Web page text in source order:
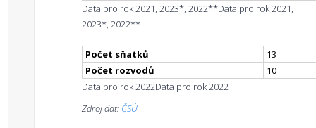
Data pro rok 2021, 2023*, 2022**Data pro rok 2021,
2023*, 2022**
Počet sňatků
13
Počet rozvodů
10
Data pro rok 2022Data pro rok 2022
Zdroj dat: ČSÚ